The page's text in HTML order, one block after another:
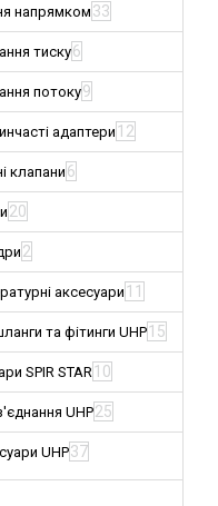
напрямком33
тиску6
потоку9
адаптери 12
клапани 6
20
2
аксесуари 11
та фітинги UHP 15
SPIR STAR10
UHP25
UHP37